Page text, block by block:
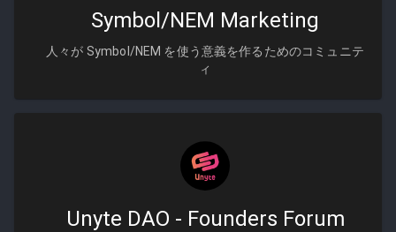
Symbol/NEM Marketing
人々が Symbol/NEM を使う意義を作るためのコミュニテ
ィ
Unyte DAO - Founders Forum